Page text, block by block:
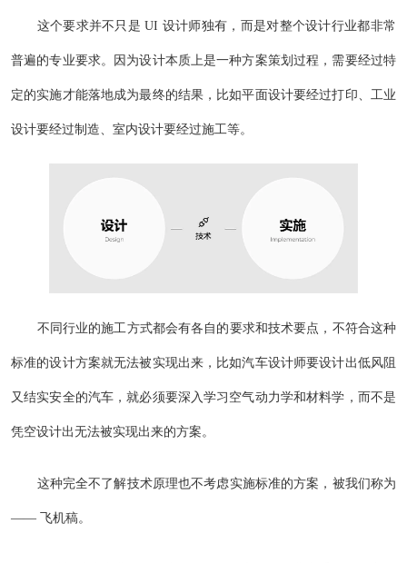
这个要求并不只是 UI 设计师独有，而是对整个设计行业都非常
普遍的专业要求。因为设计本质上是一种方案策划过程，需要经过特
定的实施才能落地成为最终的结果，比如平面设计要经过打印、工业
设计要经过制造、室内设计要经过施工等。
不同行业的施工方式都会有各自的要求和技术要点，不符合这种
标准的设计方案就无法被实现出来，比如汽车设计师要设计出低风阻
又结实安全的汽车，就必须要深入学习空气动力学和材料学，而不是
凭空设计出无法被实现出来的方案。
这种完全不了解技术原理也不考虑实施标准的方案，被我们称为
—— 飞机稿。